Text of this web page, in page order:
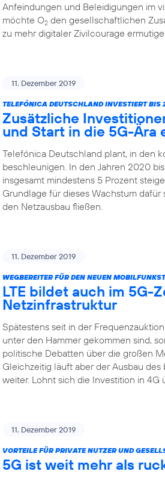
Anfeindungen und Beleidigungen im
möchte O2 den gesellschaftlichen
zu mehr digitaler Zivilcourage
11. Dezember 2019
TELEFÓNICA DEUTSCHLAND INVESTIERT
Zusätzliche
und Start in die 5G-Ära
Telefónica Deutschland plant, in den
beschleunigen. In den Jahren 2020
insgesamt mindestens 5 Prozent
Grundlage für dieses Wachstum
den Netzausbau fließen.
11. Dezember 2019
WEGBEREITER FÜR DEN NEUEN
LTE bildet auch im 5G-
Netzinfrastruktur
Spätestens seit in der
unter den Hammer gekommen sind,
politische Debatten über die großen
Gleichzeitig läuft aber der Ausbau
weiter. Lohnt sich die Investition in 4G
11. Dezember 2019
VORTEILE FÜR PRIVATE NUTZER UND
5G ist weit mehr als